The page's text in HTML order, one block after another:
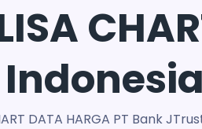
DATA HARGA PT Bank